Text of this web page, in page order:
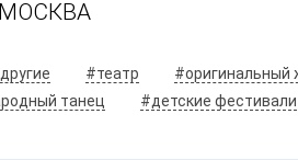
#театр #оригинальный
танец #детские фестивали